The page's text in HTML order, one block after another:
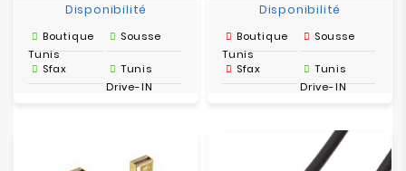
Disponibilité
Boutique
Tunis
Sousse
Sfax
Tunis
Drive-IN
Disponibilité
Boutique
Tunis
Sousse
Sfax
Tunis
Drive-IN